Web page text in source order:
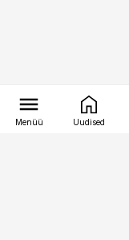
Menüü Uudised